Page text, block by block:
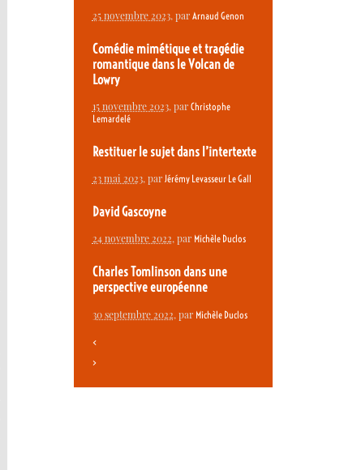
25 novembre 2023, par Arnaud Genon
Comédie mimétique et tragédie
romantique dans le Volcan de
Lowry
15 novembre 2023, par Christophe
Lemardelé
Restituer le sujet dans l’intertexte
23 mai 2023, par Jérémy Levasseur Le Gall
David Gascoyne
24 novembre 2022, par Michèle Duclos
Charles Tomlinson dans une
perspective européenne
30 septembre 2022, par Michèle Duclos
<
>